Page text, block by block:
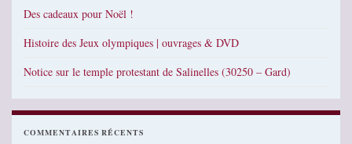
Des cadeaux pour Noël !
Histoire des Jeux olympiques | ouvrages & DVD
Notice sur le temple protestant de Salinelles (30250 – Gard)
COMMENTAIRES RÉCENTS